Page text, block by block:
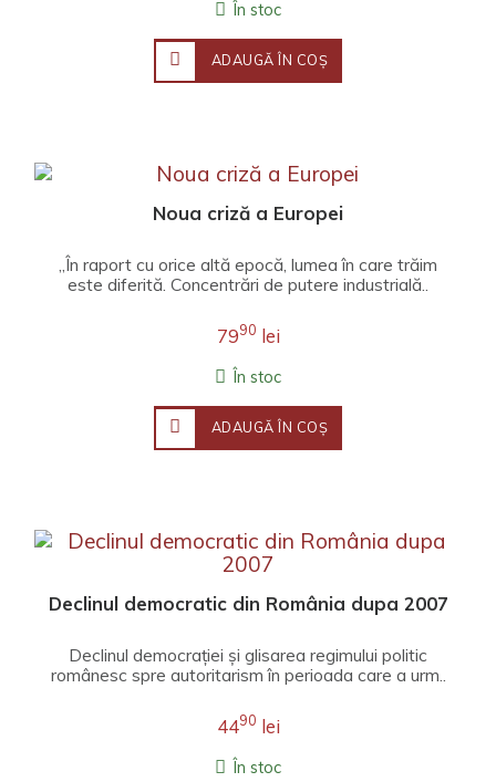
În stoc
ADAUGĂ ÎN COŞ
Noua criză a Europei
„În raport cu orice altă epocă, lumea în care trăim
este diferită. Concentrări de putere industrială..
7990 lei
În stoc
ADAUGĂ ÎN COŞ
Declinul democratic din România dupa 2007
Declinul democrației și glisarea regimului politic
românesc spre autoritarism în perioada care a urm..
4490 lei
În stoc